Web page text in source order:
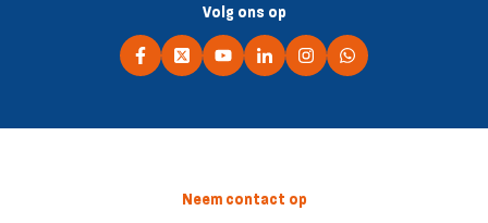
Volg ons op
Neem contact op